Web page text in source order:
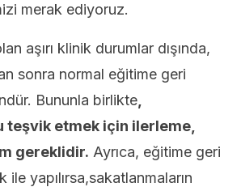
merak ediyoruz.
aşırı klinik durumlar dışında,
sonra normal eğitime geri
Bununla birlikte
teşvik etmek için ilerleme,
gereklidir. Ayrıca, eğitime geri
ile yapılırsa,sakatlanmaların